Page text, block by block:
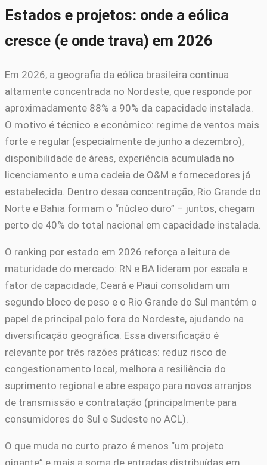
Estados e projetos: onde a eólica
cresce (e onde trava) em 2026
Em 2026, a geografia da eólica brasileira continua
altamente concentrada no Nordeste, que responde por
aproximadamente 88% a 90% da capacidade instalada.
O motivo é técnico e econômico: regime de ventos mais
forte e regular (especialmente de junho a dezembro),
disponibilidade de áreas, experiência acumulada no
licenciamento e uma cadeia de O&M e fornecedores já
estabelecida. Dentro dessa concentração, Rio Grande do
Norte e Bahia formam o “núcleo duro” – juntos, chegam
perto de 40% do total nacional em capacidade instalada.
O ranking por estado em 2026 reforça a leitura de
maturidade do mercado: RN e BA lideram por escala e
fator de capacidade, Ceará e Piauí consolidam um
segundo bloco de peso e o Rio Grande do Sul mantém o
papel de principal polo fora do Nordeste, ajudando na
diversificação geográfica. Essa diversificação é
relevante por três razões práticas: reduz risco de
congestionamento local, melhora a resiliência do
suprimento regional e abre espaço para novos arranjos
de transmissão e contratação (principalmente para
consumidores do Sul e Sudeste no ACL).
O que muda no curto prazo é menos “um projeto